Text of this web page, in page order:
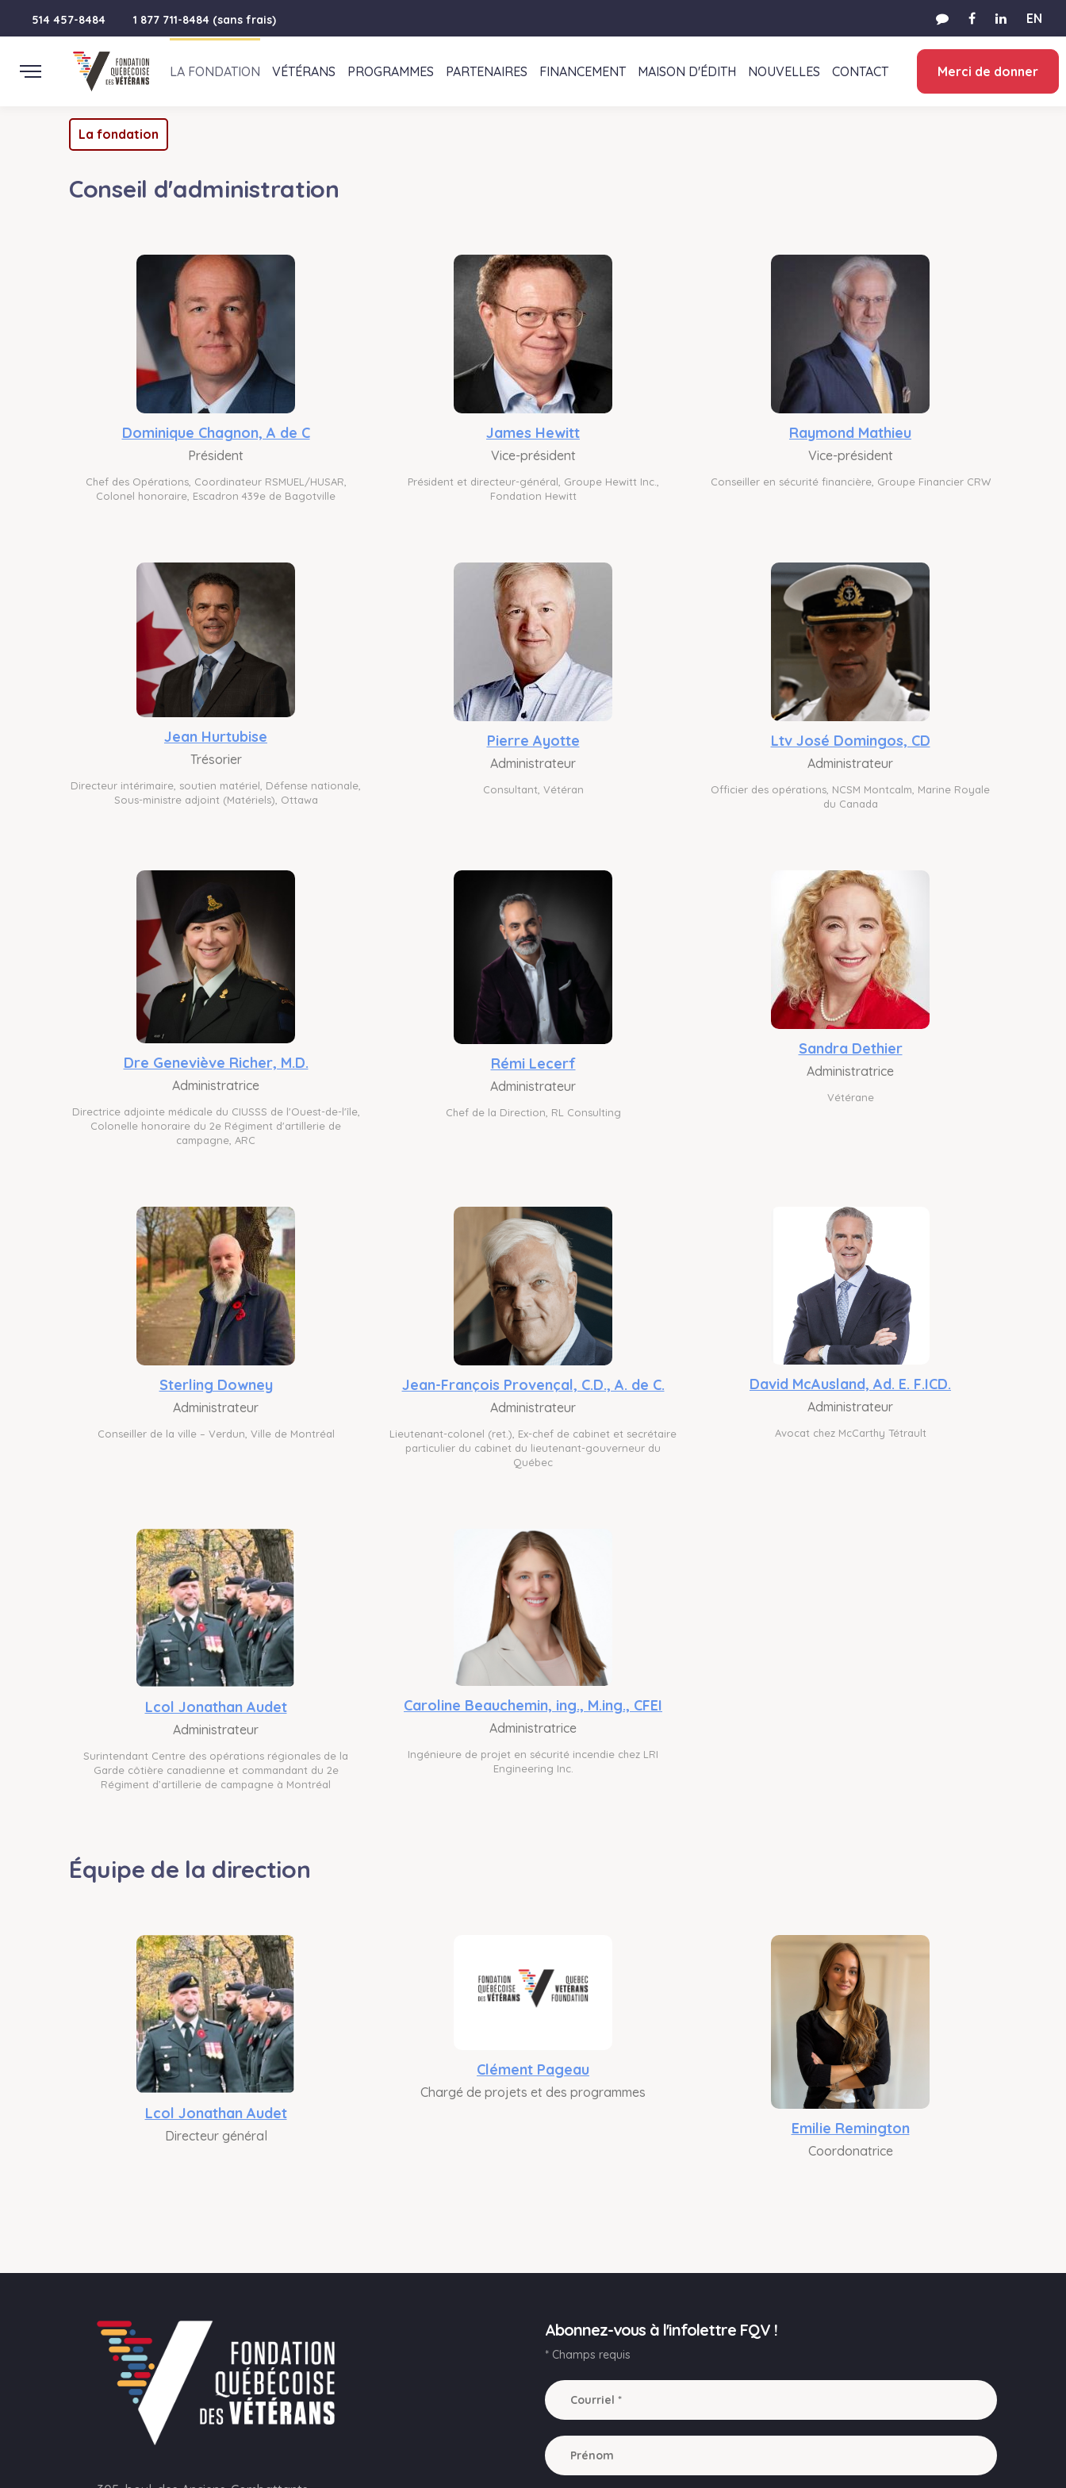
514 457-8484 1 877 711-8484 (sans frais) EN
LA FONDATION VÉTÉRANS PROGRAMMES PARTENAIRES FINANCEMENT MAISON D'ÉDITH NOUVELLES CONTACT Merci de donner
La fondation
Conseil d'administration
Dominique Chagnon, A de C
Président
Chef des Opérations, Coordinateur RSMUEL/HUSAR,
Colonel honoraire, Escadron 439e de Bagotville
James Hewitt
Vice-président
Président et directeur-général, Groupe Hewitt Inc.,
Fondation Hewitt
Raymond Mathieu
Vice-président
Conseiller en sécurité financière, Groupe Financier CRW
Jean Hurtubise
Trésorier
Directeur intérimaire, soutien matériel, Défense nationale,
Sous-ministre adjoint (Matériels), Ottawa
Pierre Ayotte
Administrateur
Consultant, Vétéran
Ltv José Domingos, CD
Administrateur
Officier des opérations, NCSM Montcalm, Marine Royale
du Canada
Dre Geneviève Richer, M.D.
Administratrice
Directrice adjointe médicale du CIUSSS de l'Ouest-de-l'île,
Colonelle honoraire du 2e Régiment d'artillerie de
campagne, ARC
Rémi Lecerf
Administrateur
Chef de la Direction, RL Consulting
Sandra Dethier
Administratrice
Vétérane
Sterling Downey
Administrateur
Conseiller de la ville – Verdun, Ville de Montréal
Jean-François Provençal, C.D., A. de C.
Administrateur
Lieutenant-colonel (ret.), Ex-chef de cabinet et secrétaire
particulier du cabinet du lieutenant-gouverneur du
Québec
David McAusland, Ad. E. F.ICD.
Administrateur
Avocat chez McCarthy Tétrault
Lcol Jonathan Audet
Administrateur
Surintendant Centre des opérations régionales de la
Garde côtière canadienne et commandant du 2e
Régiment d’artillerie de campagne à Montréal
Caroline Beauchemin, ing., M.ing., CFEI
Administratrice
Ingénieure de projet en sécurité incendie chez LRI
Engineering Inc.
Équipe de la direction
Lcol Jonathan Audet
Directeur général
Clément Pageau
Chargé de projets et des programmes
Emilie Remington
Coordonatrice
Abonnez-vous à l'infolettre FQV !
* Champs requis